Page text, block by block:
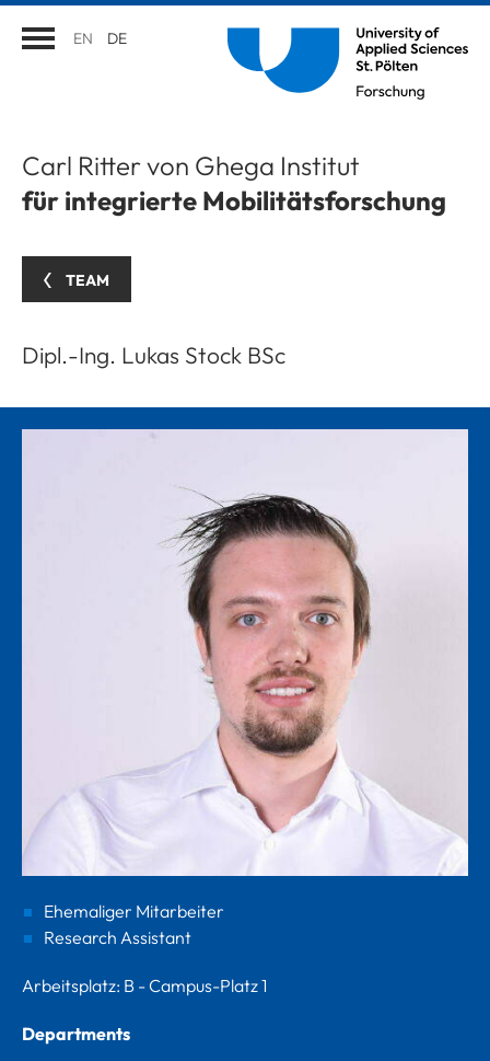
EN DE
Carl Ritter von Ghega Institut
für integrierte Mobilitätsforschung
TEAM
Dipl.-Ing. Lukas Stock BSc
Ehemaliger Mitarbeiter
Research Assistant
Arbeitsplatz: B - Campus-Platz 1
Departments